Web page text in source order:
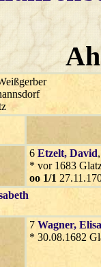
6 Etzelt, David
* vor 1683
oo 1/1
7 Wagner,
* 30.08.1682